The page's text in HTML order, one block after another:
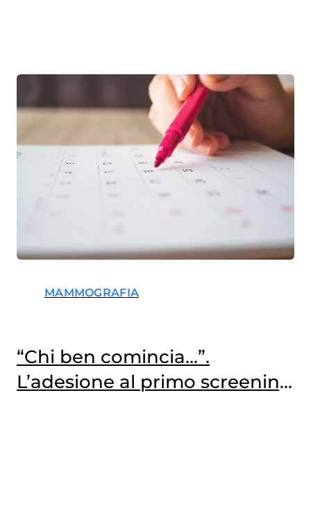
MAMMOGRAFIA
“Chi ben comincia…”.
L’adesione al primo screening